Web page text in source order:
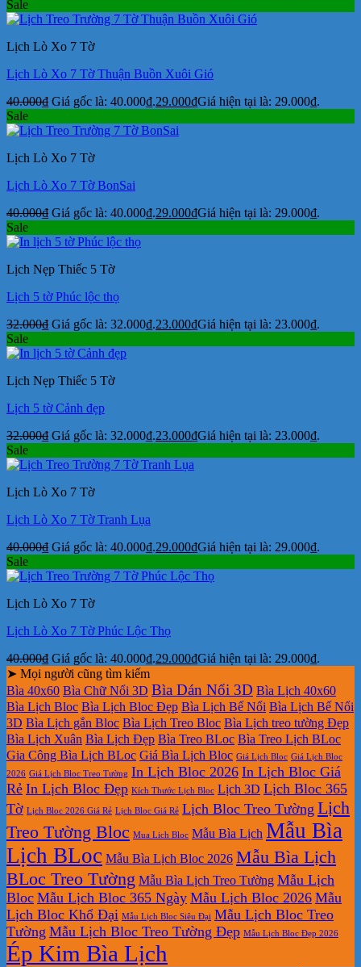
Sale
Lịch Lò Xo 7 Tờ
Lịch Lò Xo 7 Tờ Thuận Buồn Xuôi Gió
40.000₫ Giá gốc là: 40.000₫.29.000₫Giá hiện tại là: 29.000₫.
Sale
Lịch Lò Xo 7 Tờ
Lịch Lò Xo 7 Tờ BonSai
40.000₫ Giá gốc là: 40.000₫.29.000₫Giá hiện tại là: 29.000₫.
Sale
Lịch Nẹp Thiếc 5 Tờ
Lịch 5 tờ Phúc lộc thọ
32.000₫ Giá gốc là: 32.000₫.23.000₫Giá hiện tại là: 23.000₫.
Sale
Lịch Nẹp Thiếc 5 Tờ
Lịch 5 tờ Cảnh đẹp
32.000₫ Giá gốc là: 32.000₫.23.000₫Giá hiện tại là: 23.000₫.
Sale
Lịch Lò Xo 7 Tờ
Lịch Lò Xo 7 Tờ Tranh Lụa
40.000₫ Giá gốc là: 40.000₫.29.000₫Giá hiện tại là: 29.000₫.
Sale
Lịch Lò Xo 7 Tờ
Lịch Lò Xo 7 Tờ Phúc Lộc Thọ
40.000₫ Giá gốc là: 40.000₫.29.000₫Giá hiện tại là: 29.000₫.
➤ Mọi người cũng tìm kiếm
Bìa 40x60 Bìa Chữ Nổi 3D Bìa Dán Nổi 3D Bìa Lịch 40x60
Bìa Lịch Bloc Bìa Lịch Bloc Đẹp Bìa Lịch Bế Nổi Bìa Lịch Bế Nổi
3D Bìa Lịch gắn Bloc Bìa Lịch Treo Bloc Bìa Lịch treo tường Đẹp
Bìa Lịch Xuân Bìa Lịch Đẹp Bìa Treo BLoc Bìa Treo Lịch BLoc
Gia Công Bìa Lịch BLoc Giá Bìa Lịch Bloc Giá Lịch Bloc Giá Lịch Bloc
2026 Giá Lịch Bloc Treo Tường In Lịch Bloc 2026 In Lịch Bloc Giá
Rẻ In Lịch Bloc Đẹp Kích Thước Lịch Bloc Lịch 3D Lịch Bloc 365
Tờ Lịch Bloc 2026 Giá Rẻ Lịch Bloc Giá Rẻ Lịch Bloc Treo Tường Lịch
Treo Tường Bloc Mua Lich Bloc Mẫu Bìa Lịch Mẫu Bìa
Lịch BLoc Mẫu Bìa Lịch Bloc 2026 Mẫu Bìa Lịch
BLoc Treo Tường Mẫu Bìa Lịch Treo Tường Mẫu Lịch
Bloc Mẫu Lịch Bloc 365 Ngày Mẫu Lịch Bloc 2026 Mẫu
Lịch Bloc Khổ Đại Mẫu Lịch Bloc Siêu Đại Mẫu Lịch Bloc Treo
Tường Mẫu Lịch Bloc Treo Tường Đẹp Mẫu Lịch Bloc Đẹp 2026
Ép Kim Bìa Lịch